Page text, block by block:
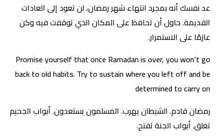
عد نفسك أنه بمجرد انتهاء شهر رمضان، لن تعود إلى العادات
القديمة. حاول أن تحافظ على المكان الذي توقفت فيه وكن
عازمًا على الاستمرار.
Promise yourself that once Ramadan is over, you won’t go
back to old habits. Try to sustain where you left off and be
determined to carry on
رمضان قادم. الشيطان يهرب. المسلمون يستعدون. أبواب الجحيم
تغلق. أبواب الجنة تفتح.